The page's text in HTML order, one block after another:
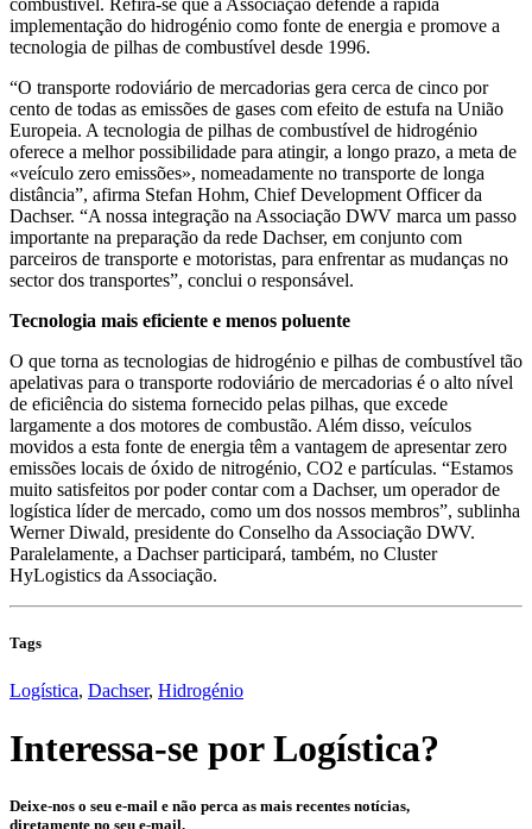
combustível. Refira-se que a Associação defende a rápida
implementação do hidrogénio como fonte de energia e promove a
tecnologia de pilhas de combustível desde 1996.
“O transporte rodoviário de mercadorias gera cerca de cinco por
cento de todas as emissões de gases com efeito de estufa na União
Europeia. A tecnologia de pilhas de combustível de hidrogénio
oferece a melhor possibilidade para atingir, a longo prazo, a meta de
«veículo zero emissões», nomeadamente no transporte de longa
distância”, afirma Stefan Hohm, Chief Development Officer da
Dachser. “A nossa integração na Associação DWV marca um passo
importante na preparação da rede Dachser, em conjunto com
parceiros de transporte e motoristas, para enfrentar as mudanças no
sector dos transportes”, conclui o responsável.
Tecnologia mais eficiente e menos poluente
O que torna as tecnologias de hidrogénio e pilhas de combustível tão
apelativas para o transporte rodoviário de mercadorias é o alto nível
de eficiência do sistema fornecido pelas pilhas, que excede
largamente a dos motores de combustão. Além disso, veículos
movidos a esta fonte de energia têm a vantagem de apresentar zero
emissões locais de óxido de nitrogénio, CO2 e partículas. “Estamos
muito satisfeitos por poder contar com a Dachser, um operador de
logística líder de mercado, como um dos nossos membros”, sublinha
Werner Diwald, presidente do Conselho da Associação DWV.
Paralelamente, a Dachser participará, também, no Cluster
HyLogistics da Associação.
Tags
Logística, Dachser, Hidrogénio
Interessa-se porLogística?
Deixe-nos o seu e-mail e não perca as mais recentes notícias,
diretamente no seu e-mail.